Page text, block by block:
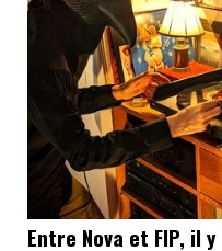
Entre Nova et FIP, il